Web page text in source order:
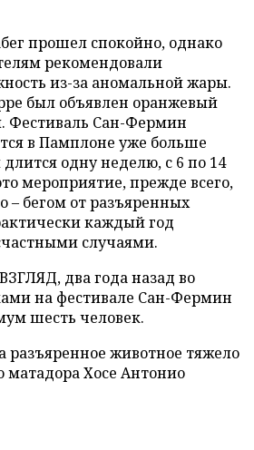
прошел спокойно, однако
рекомендовали
из-за аномальной жары.
был объявлен оранжевый
Фестиваль Сан-Фермин
в Памплоне уже больше
одну неделю, с 6 по 14
мероприятие, прежде всего,
– бегом от разъяренных
каждый год
случаями.
два года назад во
на фестивале Сан-Фермин
шесть человек.
разъяренное животное тяжело
матадора Хосе Антонио